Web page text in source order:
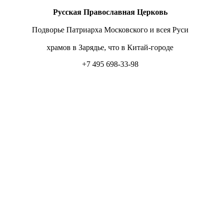
Русская Православная Церковь
Подворье Патриарха Московского и всея Руси
храмов в Зарядье, что в Китай-городе
+7 495 698-33-98